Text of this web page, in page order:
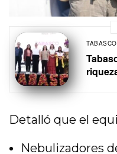
TABASCO
Detalló que el
Nebulizadores